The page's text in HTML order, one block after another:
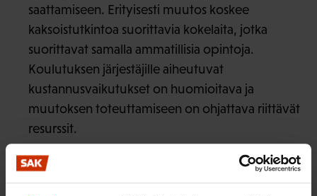
saattamiseen. Erityisesti muutos koskee
kaksoistutkintoa suorittavia kokelaita, jotka
suorittavat samalla ammatillisia opintoja.
Koulutuksen järjestäjille aiheutuvat
kustannusvaikutukset on huomioitava ja
muutoksen toteuttamiseen on ohjattava riittävät
resurssit.
Oikeus uusia ylioppilaskoe rajattomasti on tärkeä
henkilön jatko-opintokelpoisuuden kannalta,